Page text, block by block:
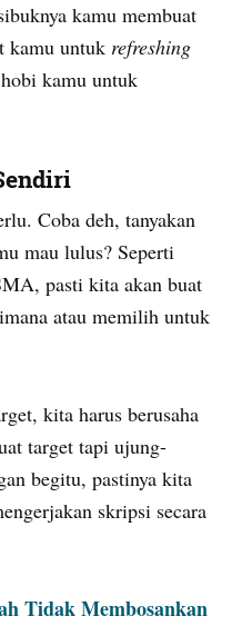
kamu membuat
kamu untuk refreshing
kamu untuk
Coba deh, tanyakan
mau lulus? Seperti
pasti kita akan buat
atau memilih untuk
kita harus berusaha
target tapi ujung-
begitu, pastinya kita
skripsi secara
Tidak Membosankan